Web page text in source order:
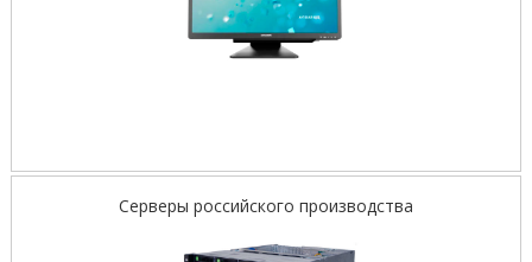
Серверы российского производства